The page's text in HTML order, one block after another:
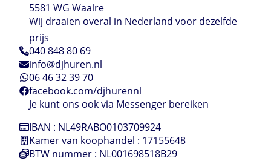
5581 WG Waalre
Wij draaien overal in Nederland voor dezelfde
prijs
040 848 80 69
info@djhuren.nl
06 46 32 39 70
facebook.com/djhurennl
Je kunt ons ook via Messenger bereiken
IBAN : NL49RABO0103709924
Kamer van koophandel : 17155648
BTW nummer : NL001698518B29